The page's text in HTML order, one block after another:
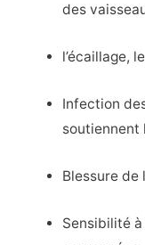
des
l’écaillage,
Infection
soutiennent
Blessure de
Sensibilité